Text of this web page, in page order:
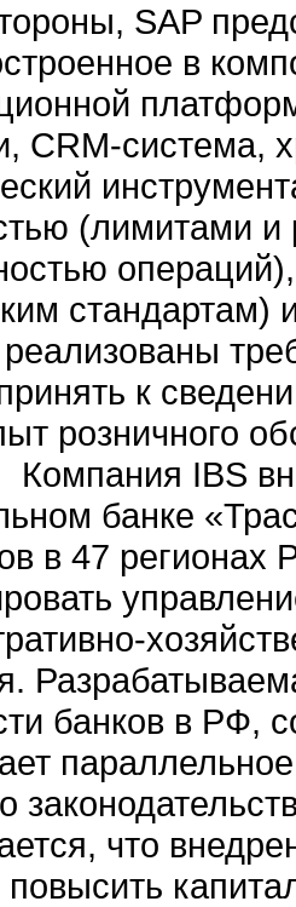
SAP
в
CRM-система,
(лимитами
к
розничного
IBS
банке
в 47 регионах
банков в РФ,
что
повысить